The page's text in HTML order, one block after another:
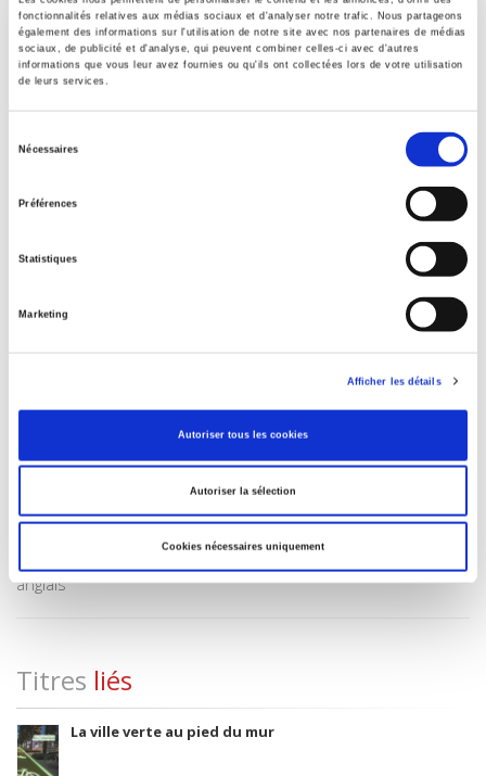
fonctionnalités relatives aux médias sociaux et d'analyser notre trafic. Nous partageons
également des informations sur l'utilisation de notre site avec nos partenaires de médias
sociaux, de publicité et d'analyse, qui peuvent combiner celles-ci avec d'autres
informations que vous leur avez fournies ou qu'ils ont collectées lors de votre utilisation
de leurs services.
Nécessaires
Préférences
Statistiques
Marketing
Afficher les détails
Autoriser tous les cookies
Autoriser la sélection
Cookies nécessaires uniquement
Académique
Langue
français
Catégorie (éditeur)
Histoire par période
3283 SCIENCES POLITIQUES
Presses de Sciences Po
1963
Classification thématique Thema: Politique et gouvernement
anglais
Titres liés
La ville verte au pied du mur